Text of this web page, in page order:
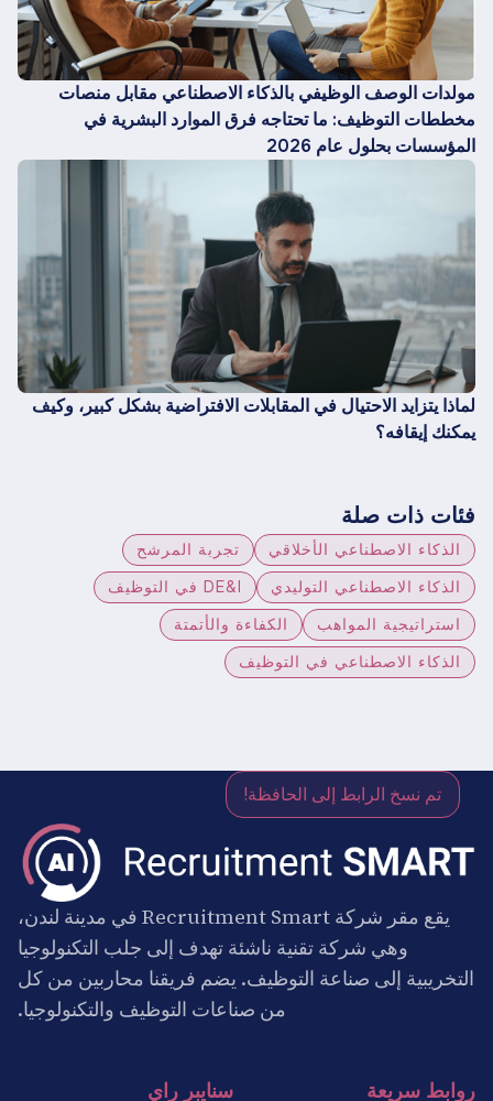
مولدات الوصف الوظيفي بالذكاء الاصطناعي مقابل منصات
مخططات التوظيف: ما تحتاجه فرق الموارد البشرية في
المؤسسات بحلول عام 2026
لماذا يتزايد الاحتيال في المقابلات الافتراضية بشكل كبير، وكيف
يمكنك إيقافه؟
فئات ذات صلة
الذكاء الاصطناعي الأخلاقي
تجربة المرشح
الذكاء الاصطناعي التوليدي
DE&I في التوظيف
استراتيجية المواهب
الكفاءة والأتمتة
الذكاء الاصطناعي في التوظيف
تم نسخ الرابط إلى الحافظة!
يقع مقر شركة Recruitment Smart في مدينة لندن،
وهي شركة تقنية ناشئة تهدف إلى جلب التكنولوجيا
التخريبية إلى صناعة التوظيف. يضم فريقنا محاربين من كل
من صناعات التوظيف والتكنولوجيا.
روابط سريعة سنايبر راي